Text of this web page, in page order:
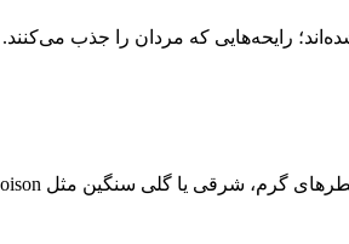
رایحه‌هایی که مردان را جذب